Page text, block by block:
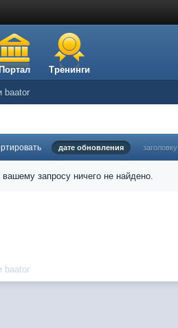
Портал Тренинги
baator
дате обновления заголовку
вашему запросу ничего не найдено.
baator